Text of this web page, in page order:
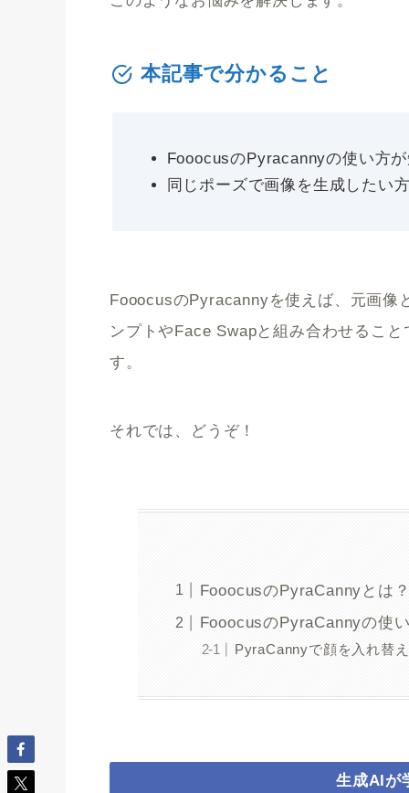
本記事で分かること
FooocusのPyracannyの使い方
同じポーズで画像を生成したい
FooocusのPyracannyを使えば、元画像
ンプトやFace Swapと組み合わせるこ
す。
それでは、どうぞ！
FooocusのPyraCannyとは
FooocusのPyraCannyの使
PyraCannyで顔を入れ替
生成AIが